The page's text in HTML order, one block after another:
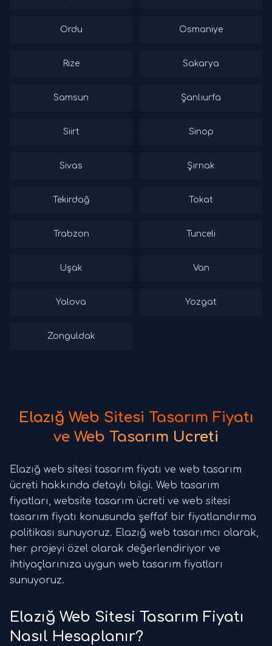
Ordu Osmaniye
Rize Sakarya
Samsun Şanlıurfa
Siirt Sinop
Sivas Şırnak
Tekirdağ Tokat
Trabzon Tunceli
Uşak Van
Yalova Yozgat
Zonguldak
Elazığ Web Sitesi Tasarım Fiyatı
ve Web Tasarım Ücreti
Elazığ web sitesi tasarım fiyatı ve web tasarım
ücreti hakkında detaylı bilgi. Web tasarım
fiyatları, website tasarım ücreti ve web sitesi
tasarım fiyatı konusunda şeffaf bir fiyatlandırma
politikası sunuyoruz. Elazığ web tasarımcı olarak,
her projeyi özel olarak değerlendiriyor ve
ihtiyaçlarınıza uygun web tasarım fiyatları
sunuyoruz.
Elazığ Web Sitesi Tasarım Fiyatı
Nasıl Hesaplanır?